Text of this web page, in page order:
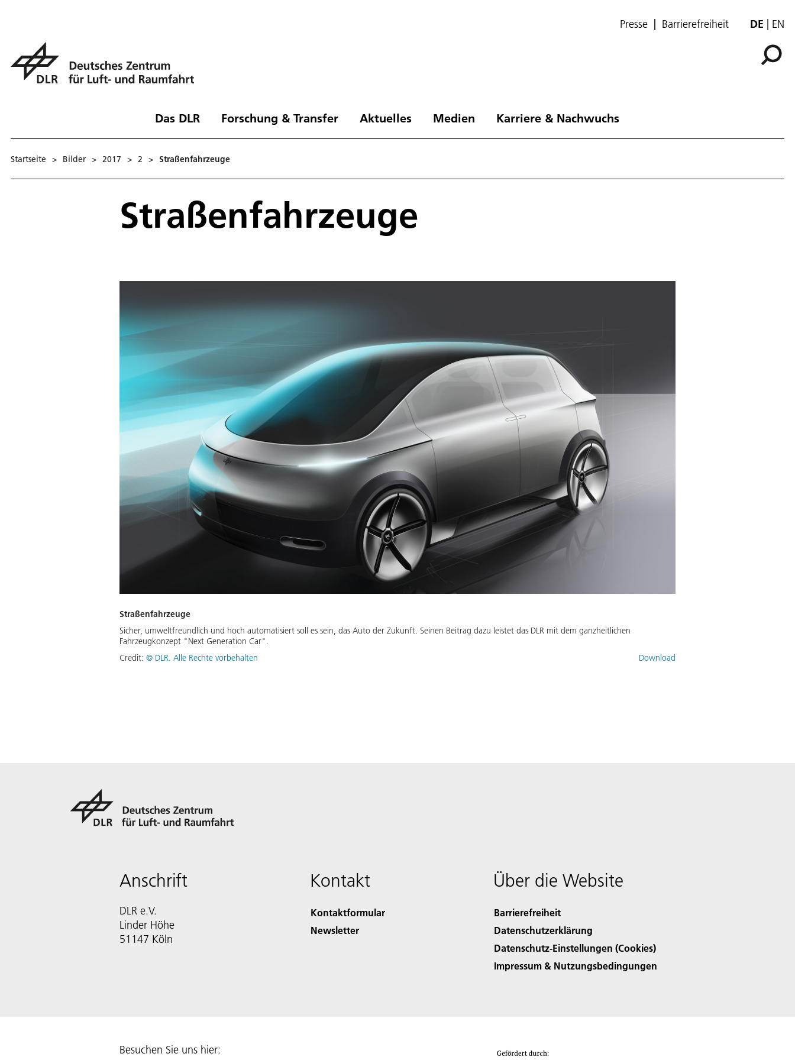
Presse Barrierefreiheit DE EN
Das DLR Forschung & Transfer Aktuelles Medien Karriere & Nachwuchs
Startseite > Bilder > 2017 > 2 > Straßenfahrzeuge
Straßenfahrzeuge
Straßenfahrzeuge
Sicher, umweltfreundlich und hoch automatisiert soll es sein, das Auto der Zukunft. Seinen Beitrag dazu leistet das DLR mit dem ganzheitlichen
Fahrzeugkonzept "Next Generation Car".
Credit: © DLR. Alle Rechte vorbehalten Download
Anschrift
DLR e.V.
Linder Höhe
51147 Köln
Kontakt
Kontaktformular
Newsletter
Über die Website
Barrierefreiheit
Datenschutzerklärung
Datenschutz-Einstellungen (Cookies)
Impressum & Nutzungsbedingungen
Besuchen Sie uns hier: